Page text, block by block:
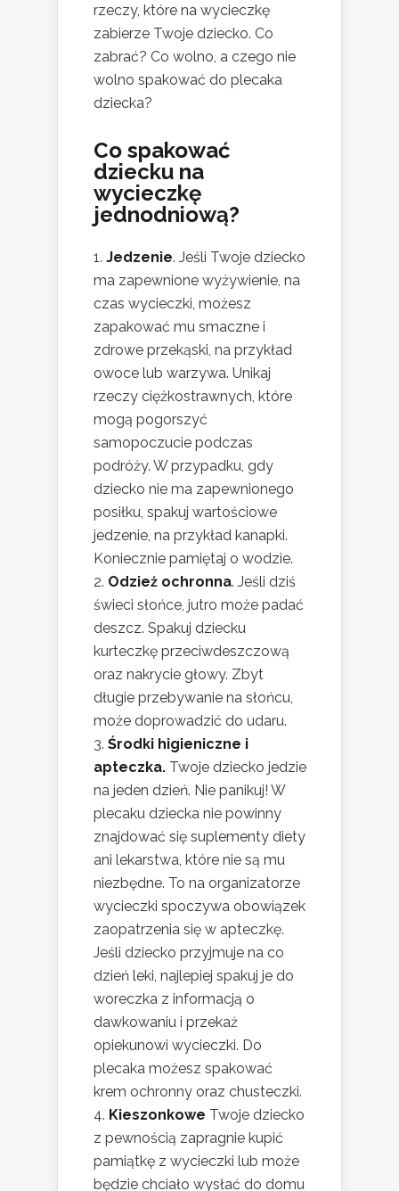
rzeczy, które na wycieczkę
zabierze Twoje dziecko. Co
zabrać? Co wolno, a czego nie
wolno spakować do plecaka
dziecka?
Co spakować
dziecku na
wycieczkę
jednodniową?
Jedzenie. Jeśli Twoje dziecko
ma zapewnione wyżywienie, na
czas wycieczki, możesz
zapakować mu smaczne i
zdrowe przekąski, na przykład
owoce lub warzywa. Unikaj
rzeczy ciężkostrawnych, które
mogą pogorszyć
samopoczucie podczas
podróży. W przypadku, gdy
dziecko nie ma zapewnionego
posiłku, spakuj wartościowe
jedzenie, na przykład kanapki.
Koniecznie pamiętaj o wodzie.
Odzież ochronna. Jeśli dziś
świeci słońce, jutro może padać
deszcz. Spakuj dziecku
kurteczkę przeciwdeszczową
oraz nakrycie głowy. Zbyt
długie przebywanie na słońcu,
może doprowadzić do udaru.
Środki higieniczne i
apteczka. Twoje dziecko jedzie
na jeden dzień. Nie panikuj! W
plecaku dziecka nie powinny
znajdować się suplementy diety
ani lekarstwa, które nie są mu
niezbędne. To na organizatorze
wycieczki spoczywa obowiązek
zaopatrzenia się w apteczkę.
Jeśli dziecko przyjmuje na co
dzień leki, najlepiej spakuj je do
woreczka z informacją o
dawkowaniu i przekaż
opiekunowi wycieczki. Do
plecaka możesz spakować
krem ochronny oraz chusteczki.
Kieszonkowe Twoje dziecko
z pewnością zapragnie kupić
pamiątkę z wycieczki lub może
będzie chciało wysłać do domu